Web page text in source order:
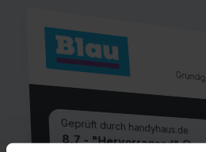
Geprüft durch handyhaus.de
8,7 - "Hervorragend" 😀